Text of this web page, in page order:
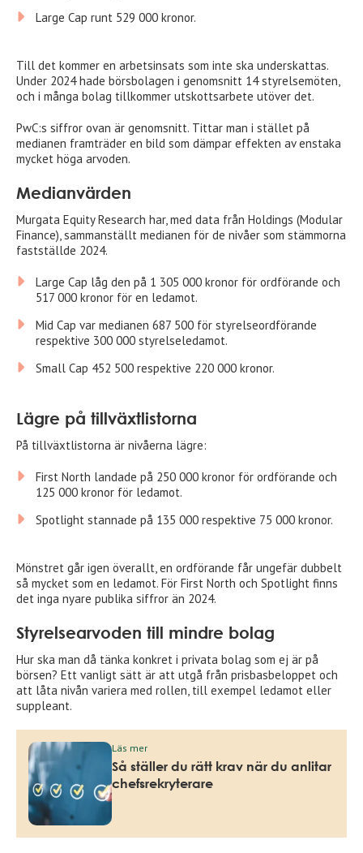
Large Cap runt 529 000 kronor.
Till det kommer en arbetsinsats som inte ska underskattas.
Under 2024 hade börsbolagen i genomsnitt 14 styrelsemöten,
och i många bolag tillkommer utskottsarbete utöver det.
PwC:s siffror ovan är genomsnitt. Tittar man i stället på
medianen framträder en bild som dämpar effekten av enstaka
mycket höga arvoden.
Medianvärden
Murgata Equity Research har, med data från Holdings (Modular
Finance), sammanställt medianen för de nivåer som stämmorna
fastställde 2024.
Large Cap låg den på 1 305 000 kronor för ordförande och
517 000 kronor för en ledamot.
Mid Cap var medianen 687 500 för styrelseordförande
respektive 300 000 styrelseledamot.
Small Cap 452 500 respektive 220 000 kronor.
Lägre på tillväxtlistorna
På tillväxtlistorna är nivåerna lägre:
First North landade på 250 000 kronor för ordförande och
125 000 kronor för ledamot.
Spotlight stannade på 135 000 respektive 75 000 kronor.
Mönstret går igen överallt, en ordförande får ungefär dubbelt
så mycket som en ledamot. För First North och Spotlight finns
det inga nyare publika siffror än 2024.
Styrelsearvoden till mindre bolag
Hur ska man då tänka konkret i privata bolag som ej är på
börsen? Ett vanligt sätt är att utgå från prisbasbeloppet och
att låta nivån variera med rollen, till exempel ledamot eller
suppleant.
Läs mer
Så ställer du rätt krav när du anlitar
chefsrekryterare